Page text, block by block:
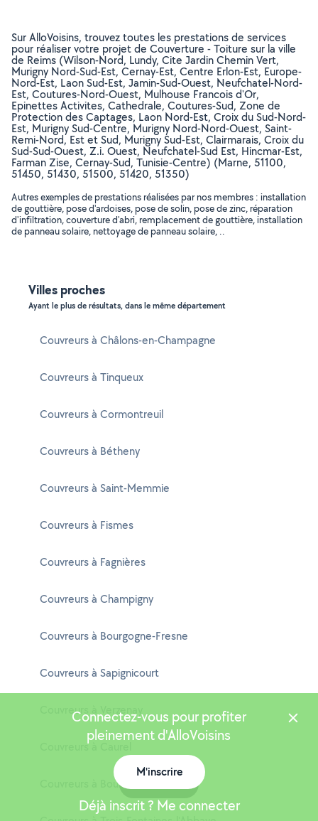
Sur AlloVoisins, trouvez toutes les prestations de services
pour réaliser votre projet de Couverture - Toiture sur la ville
de Reims (Wilson-Nord, Lundy, Cite Jardin Chemin Vert,
Murigny Nord-Sud-Est, Cernay-Est, Centre Erlon-Est, Europe-
Nord-Est, Laon Sud-Est, Jamin-Sud-Ouest, Neufchatel-Nord-
Est, Coutures-Nord-Ouest, Mulhouse Francois d'Or,
Epinettes Activites, Cathedrale, Coutures-Sud, Zone de
Protection des Captages, Laon Nord-Est, Croix du Sud-Nord-
Est, Murigny Sud-Centre, Murigny Nord-Nord-Ouest, Saint-
Remi-Nord, Est et Sud, Murigny Sud-Est, Clairmarais, Croix du
Sud-Sud-Ouest, Z.i. Ouest, Neufchatel-Sud Est, Hincmar-Est,
Farman Zise, Cernay-Sud, Tunisie-Centre) (Marne, 51100,
51450, 51430, 51500, 51420, 51350)
Autres exemples de prestations réalisées par nos membres : installation
de gouttière, pose d'ardoises, pose de solin, pose de zinc, réparation
d'infiltration, couverture d'abri, remplacement de gouttière, installation
de panneau solaire, nettoyage de panneau solaire, ..
Villes proches
Ayant le plus de résultats, dans le même département
Couvreurs à Châlons-en-Champagne
Couvreurs à Tinqueux
Couvreurs à Cormontreuil
Couvreurs à Bétheny
Couvreurs à Saint-Memmie
Couvreurs à Fismes
Couvreurs à Fagnières
Couvreurs à Champigny
Couvreurs à Bourgogne-Fresne
Couvreurs à Sapignicourt
Couvreurs à Verzenay
Couvreurs à Caurel
Couvreurs à Bouilly
Connectez-vous pour profiter
pleinement d'AlloVoisins
M'inscrire
Déjà inscrit ? Me connecter